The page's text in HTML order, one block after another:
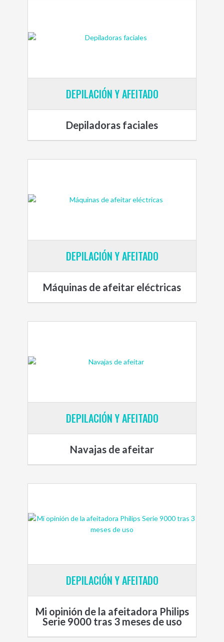
DEPILACIÓN Y AFEITADO
Depiladoras faciales
DEPILACIÓN Y AFEITADO
Máquinas de afeitar eléctricas
DEPILACIÓN Y AFEITADO
Navajas de afeitar
DEPILACIÓN Y AFEITADO
Mi opinión de la afeitadora Philips
Serie 9000 tras 3 meses de uso